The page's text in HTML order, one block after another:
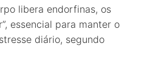
libera endorfinas, os
essencial para manter o
diário, segundo